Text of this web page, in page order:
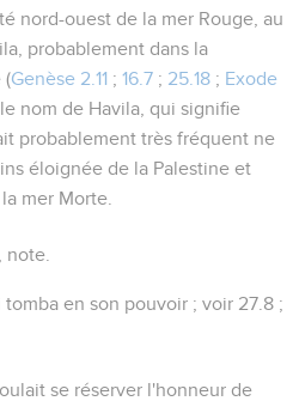
nord-ouest de la mer Rouge, au
, probablement dans la
(Genèse 2.11 ; 16.7 ; 25.18 ; Exode
le nom de Havila, qui signifie
probablement très fréquent ne
éloignée de la Palestine et
mer Morte.
, note.
tomba en son pouvoir ; voir 27.8 ;
se réserver l'honneur de